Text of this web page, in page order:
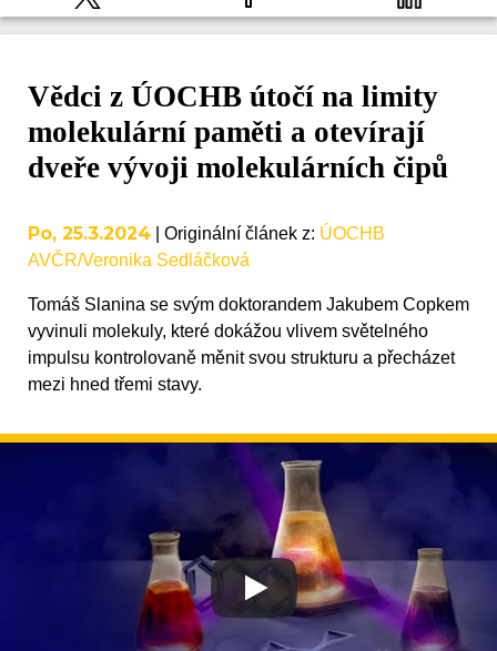
Vědci z ÚOCHB útočí na limity
molekulární paměti a otevírají
dveře vývoji molekulárních čipů
Po, 25.3.2024 Originální článek z: ÚOCHB
AVČR/Veronika Sedláčková
Tomáš Slanina se svým doktorandem Jakubem Copkem
vyvinuli molekuly, které dokážou vlivem světelného
impulsu kontrolovaně měnit svou strukturu a přecházet
mezi hned třemi stavy.